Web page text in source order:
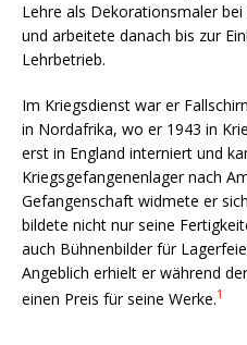
Lehre als Dekorationsmaler
und arbeitete danach bis zur
Lehrbetrieb.
Im Kriegsdienst war er
in Nordafrika, wo er 1943 in
erst in England interniert und
Kriegsgefangenenlager nach
Gefangenschaft widmete er
bildete nicht nur seine
auch Bühnenbilder für
Angeblich erhielt er während
einen Preis für seine Werke.1